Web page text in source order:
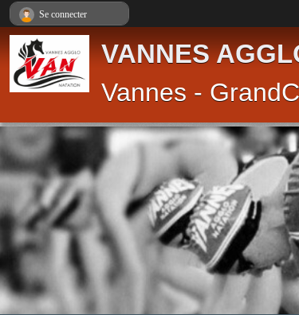
VANNES
Vannes -
Se connecter
Panneau de gestion des cookies